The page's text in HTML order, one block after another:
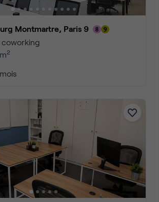
Montmartre, Paris 9
coworking
2